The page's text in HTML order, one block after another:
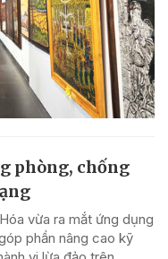
phòng, chống
vừa ra mắt ứng dụng
phần nâng cao kỹ